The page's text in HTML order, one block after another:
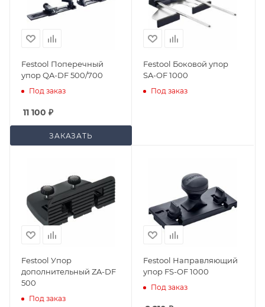
Festool Поперечный
упор QA-DF 500/700
Под заказ
11 100 ₽
ЗАКАЗАТЬ
Festool Боковой упор
SA-OF 1000
Под заказ
Festool Упор
дополнительный ZA-DF
500
Под заказ
Festool Направляющий
упор FS-OF 1000
Под заказ